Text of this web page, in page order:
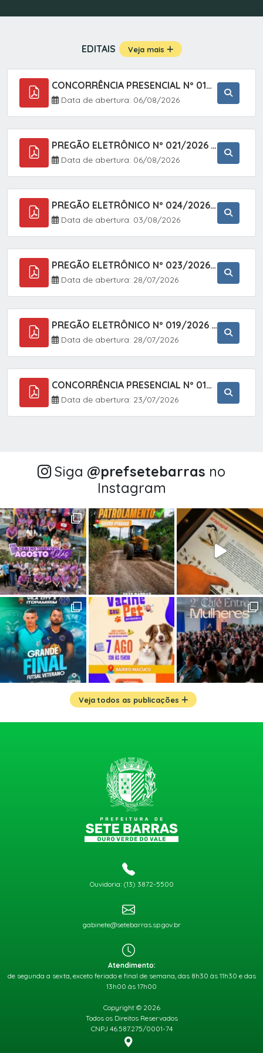
EDITAIS Veja mais
CONCORRÊNCIA PRESENCIAL Nº 019/2025 - PAVIMENTAÇÃO ASFÁLTICA EM TRECHO DA RUA 2 NO BAIRRO VILA SOARES NO MUNICÍPIO DE SETE BARRAS/SP.
Data de abertura: 06/08/2026
PREGÃO ELETRÔNICO Nº 021/2026 - AQUISIÇÃO DE CONTENTORES E CARRINHOS, DESTINADOS A COLETIVA E MANEJO DE RESÍDUOS SÓLIDOS, ATRAVÉS DO SISTEMA DE REGISTRO DE PREÇOS (SRP)
Data de abertura: 06/08/2026
PREGÃO ELETRÔNICO Nº 024/2026 - AQUISIÇÃO DE GÁS MEDICINAL TIPO OXIGÊNIO (1,00 M3, 3,00 M3 E 10,00 M3), EM ATENDIMENTO À SECRETARIA MUNICIPAL DE SAÚDE, ATRAVÉS DO SISTEMA DE REGISTRO DE PREÇOS (SRP)
Data de abertura: 03/08/2026
PREGÃO ELETRÔNICO Nº 023/2026 - AQUISIÇÃO DE ENXOVAL INFANTIL, EM ATENDIMENTO À SECRETARIA MUNICIPAL DE EDUCAÇÃO, ATRAVÉS DO SISTEMA DE REGISTRO DE PREÇOS (SRP).
Data de abertura: 28/07/2026
PREGÃO ELETRÔNICO Nº 019/2026 - CONTRATAÇÃO DE EMPRESA ESPECIALIZADA PARA A PRESTAÇÃO DE SERVIÇOS VETERINÁRIOS CLÍNICOS E CIRÚRGICOS, COM FOCO EM AÇÕES DE SAÚDE PÚBLICA, BEM-ESTAR ANIMAL E CONTROLE POPULACIONAL ÉTICO DE CÃES E GATOS, EM ATENDIMENTO À
Data de abertura: 28/07/2026
CONCORRÊNCIA PRESENCIAL Nº 018/2026 - PAVIMENTAÇÃO ASFÁLTICA NO BAIRRO VOTUPOCA ? ESTRADA DA RAPOSA, NO MUNICÍPIO DE SETE BARRAS/SP
Data de abertura: 23/07/2026
Siga @‌prefsetebarras no
Instagram
Veja todos as publicações
Ouvidoria: (13) 3872-5500
gabinete@setebarras.sp.gov.br
Atendimento:
de segunda a sexta, exceto feriado e final de semana, das 8h30 às 11h30 e das
13h00 às 17h00
Copyright © 2026
Todos os Direitos Reservados
CNPJ 46.587.275/0001-74